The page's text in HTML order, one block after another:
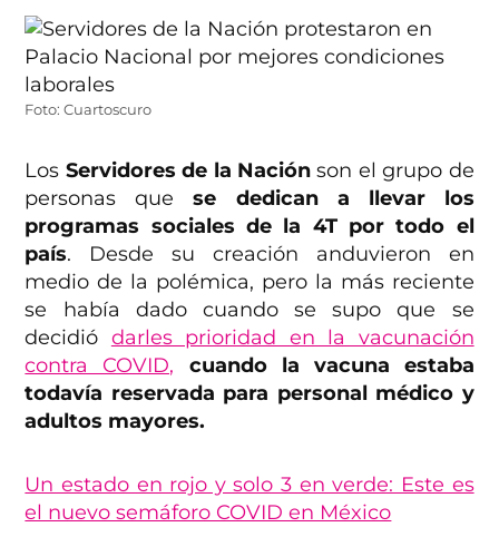
Foto: Cuartoscuro
Los Servidores de la Nación son el grupo de
personas que se dedican a llevar los
programas sociales de la 4T por todo el
país. Desde su creación anduvieron en
medio de la polémica, pero la más reciente
se había dado cuando se supo que se
decidió darles prioridad en la vacunación
contra COVID,
cuando la vacuna estaba
todavía reservada para personal médico y
adultos mayores.
Un estado en rojo y solo 3 en verde: Este es
el nuevo semáforo COVID en México